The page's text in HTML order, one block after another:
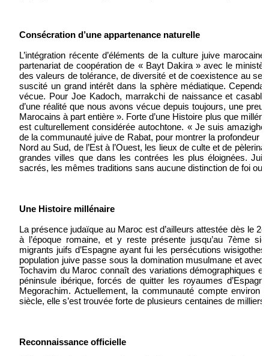
Consécration d’une appartenance naturelle
L’intégration récente d’éléments de la culture juive
partenariat de coopération de « Bayt Dakira » avec le
des valeurs de tolérance, de diversité et de coexistence au
suscité un grand intérêt dans la sphère médiatique.
vécue. Pour Joe Kadoch, marrakchi de naissance et
d’une réalité que nous avons vécue depuis toujours, une
Marocains à part entière ». Forte d’une Histoire plus que
est culturellement considérée autochtone. « Je suis amazighe
de la communauté juive de Rabat, pour montrer la profondeur
Nord au Sud, de l’Est à l’Ouest, les lieux de culte et de
grandes villes que dans les contrées les plus éloignées.
sacrés, les mêmes traditions sans aucune distinction de foi ou
Une Histoire millénaire
La présence judaïque au Maroc est d’ailleurs attestée dès le
à l’époque romaine, et y reste présente jusqu’au 7ème
migrants juifs d’Espagne ayant fui les persécutions
population juive passe sous la domination musulmane et
Tochavim du Maroc connaît des variations démographiques et
péninsule ibérique, forcés de quitter les royaumes
Megorachim. Actuellement, la communauté compte environ
siècle, elle s’est trouvée forte de plusieurs centaines de milliers
Reconnaissance officielle